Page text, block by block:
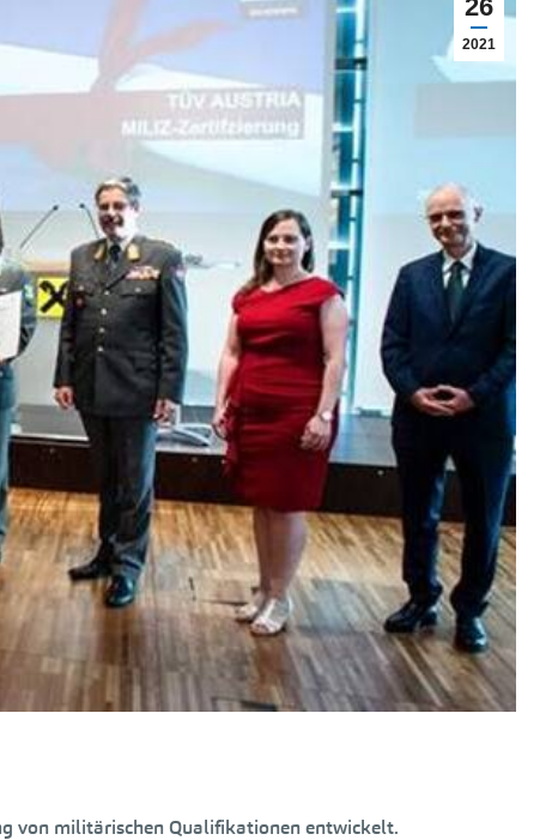
26
2021
von militärischen Qualifikationen entwickelt.